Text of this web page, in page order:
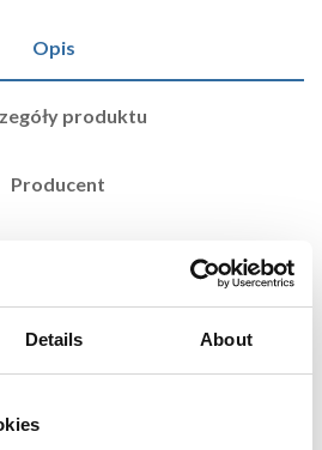
Details About
Opis
produktu
Producent
ACETONE
powierzchni, który szybko
osadów. Skutecznie usuwa nawet
stosowania na różnych